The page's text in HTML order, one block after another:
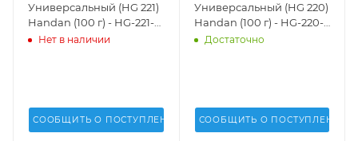
Универсальный (HG 221)
Handan (100 г) - HG-221-
01 Нет в наличии
СООБЩИТЬ О ПОСТУПЛЕНИИ
Универсальный (HG 220)
Handan (100 г) - HG-220-
01 Достаточно
СООБЩИТЬ О ПОСТУПЛЕНИИ